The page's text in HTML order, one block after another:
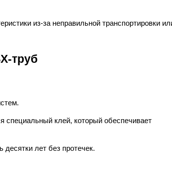
из-за неправильной транспортировки
труб
специальный клей, который обеспечивает
лет без протечек.